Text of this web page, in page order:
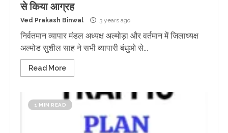
से किया आग्रह
Ved Prakash Binwal 3 years ago
निर्वतमान व्यापार मंडल अध्यक्ष अल्मोड़ा और वर्तमान में जिलाध्यक्ष
अल्मोड सुशील साह ने सभी व्यापारी बंधुओ से...
Read More
1 MIN READ